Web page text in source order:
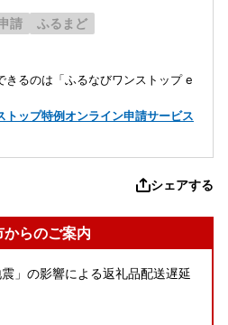
請
ふるまど
きるのは「ふるなびワンストップ e
トップ特例オンライン申請サービス
シェアする
からのご案内
」の影響による返礼品配送遅延